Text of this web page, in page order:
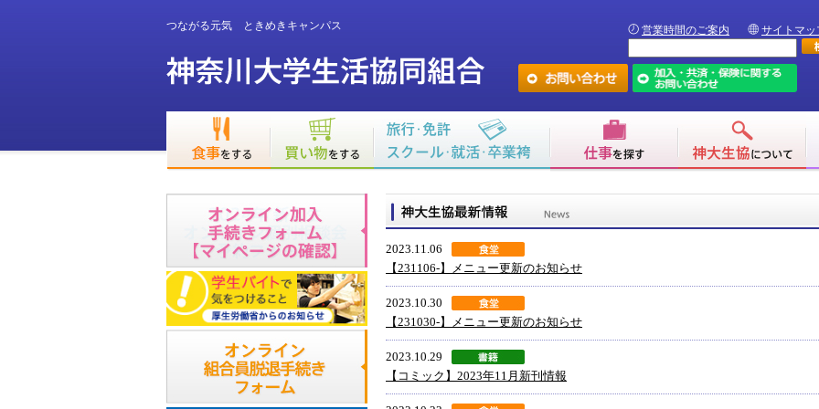
つながる元気 ときめきキャンパス 営業時間のご案内 サイトマッ
2023.11.06
【231106-】メニュー更新のお知らせ
2023.10.30
【231030-】メニュー更新のお知らせ
2023.10.29
【コミック】2023年11月新刊情報